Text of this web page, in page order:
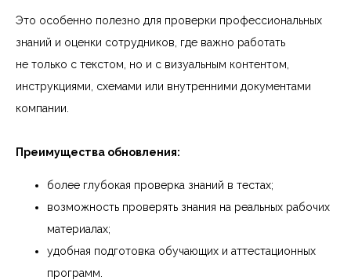
Это особенно полезно для проверки профессиональных
знаний и оценки сотрудников, где важно работать
не только с текстом, но и с визуальным контентом,
инструкциями, схемами или внутренними документами
компании.
Преимущества обновления:
более глубокая проверка знаний в тестах;
возможность проверять знания на реальных рабочих
материалах;
удобная подготовка обучающих и аттестационных
программ.